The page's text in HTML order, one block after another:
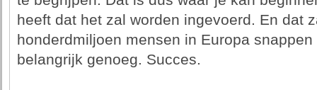
heeft dat het zal worden ingevoerd. En dat
honderdmiljoen mensen in Europa
belangrijk genoeg. Succes.